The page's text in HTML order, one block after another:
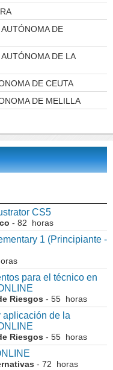
DE
DE LA
DE CEUTA
DE MELILLA
CS5
- 82 horas
1 (Principiante -
para el técnico en
Riesgos - 55 horas
aplicación de la
Riesgos - 55 horas
- 72 horas